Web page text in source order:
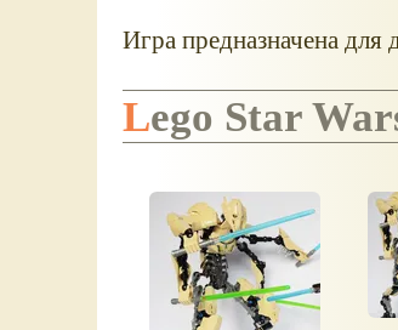
Игра предназначена для
Lego Star